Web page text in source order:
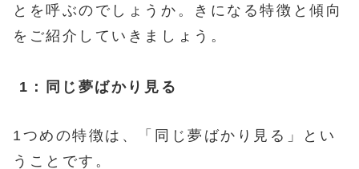
とを呼ぶのでしょうか。きになる特徴と傾向
をご紹介していきましょう。
1：同じ夢ばかり見る
1つめの特徴は、「同じ夢ばかり見る」とい
うことです。